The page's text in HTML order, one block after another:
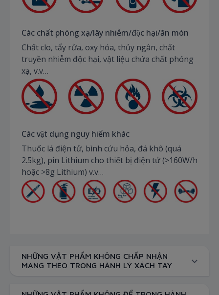
Các chất phóng xạ/lây nhiễm/độc hại/ăn mòn
Chất clo, tẩy rửa, oxy hóa, thủy ngân, chất
truyền nhiễm độc hại, vật liệu chứa chất phóng
xạ, v.v…
Các vật dụng nguy hiểm khác
Thuốc lá điện tử, bình cứu hỏa, đá khô (quá
2.5kg), pin Lithium cho thiết bị điện tử (>160W/h
hoặc >8g Lithium) v.v…
NHỮNG VẬT PHẨM KHÔNG CHẤP NHẬN
MANG THEO TRONG HÀNH LÝ XÁCH TAY